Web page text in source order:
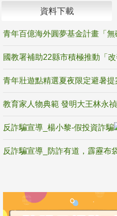
資料下載
反詐騙宣導_楊小黎-假投資詐騙